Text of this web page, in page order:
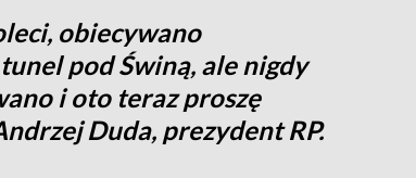
obiecywano
pod Świną, ale nigdy
i oto teraz proszę
Duda, prezydent RP.